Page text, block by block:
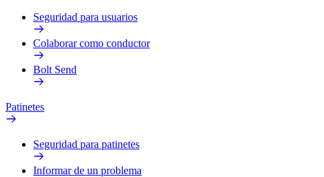
Seguridad para usuarios
Colaborar como conductor
Bolt Send
Patinetes
Seguridad para patinetes
Informar de un problema